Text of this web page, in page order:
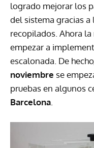
logrado mejorar los
del sistema gracias
recopilados. Ahora
empezar a
escalonada. De
noviembre se
pruebas en algunos
Barcelona